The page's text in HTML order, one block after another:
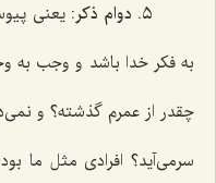
٥. دوام ذکر:
یعنی
به فکر خدا باشد و وجب به
چقدر از عمرم گذشته؟ و
سرمی‌آید؟ افرادی مثل ما